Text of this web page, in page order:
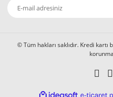
© Tüm hakları saklıdır. Kredi
ideasoft